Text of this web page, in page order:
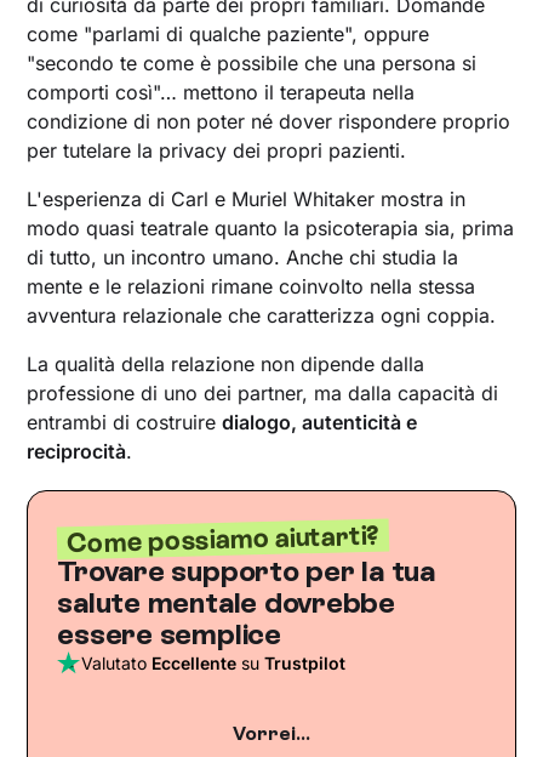
come "parlami di qualche paziente", oppure
"secondo te come è possibile che una persona si
comporti così"… mettono il terapeuta nella
condizione di non poter né dover rispondere proprio
per tutelare la privacy dei propri pazienti.
L'esperienza di Carl e Muriel Whitaker mostra in
modo quasi teatrale quanto la psicoterapia sia, prima
di tutto, un incontro umano. Anche chi studia la
mente e le relazioni rimane coinvolto nella stessa
avventura relazionale che caratterizza ogni coppia.
La qualità della relazione non dipende dalla
professione di uno dei partner, ma dalla capacità di
entrambi di costruiredialogo, autenticità e
reciprocità.
Come possiamo aiutarti?
Trovare supporto per la tua
salute mentale dovrebbe
essere semplice
Valutato Eccellente suTrustpilot
Vorrei...